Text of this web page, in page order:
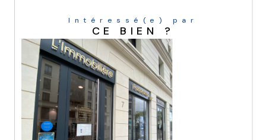
Intéressé(e) par
CE BIEN ?